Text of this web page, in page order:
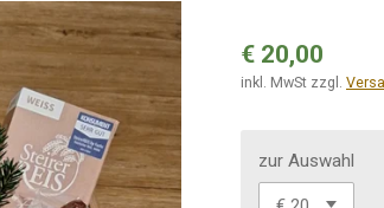
€ 20,00
inkl. MwSt zzgl.
zur Auswahl